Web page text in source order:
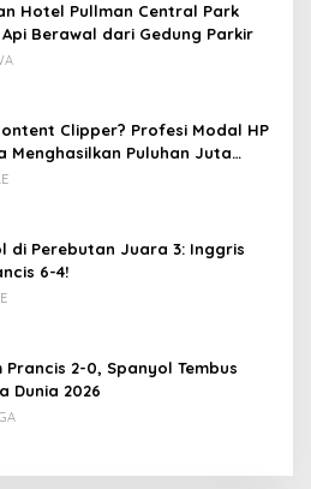
Hotel Pullman Central Park
Berawal dari Gedung Parkir
Clipper? Profesi Modal HP
Menghasilkan Puluhan Juta
di Perebutan Juara 3: Inggris
6-4!
Prancis 2-0, Spanyol Tembus
Dunia 2026